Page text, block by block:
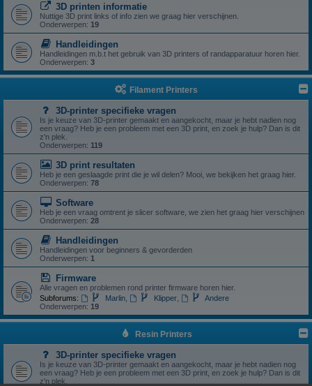
3D printen informatie
Nuttige 3D print links of info zien we graag hier verschijnen.
Onderwerpen: 19
Handleidingen
Handleidingen m.b.t het gebruik van 3D printers of randapparatuur horen hier.
Onderwerpen: 3
Filament Printers
3D-printer specifieke vragen
Is je keuze van 3D-printer gemaakt en aangekocht, maar je hebt nadien nog
een vraag? Heb je een probleem met een 3D print, en zoek je hulp? Dan is dit
z'n plek.
Onderwerpen: 119
3D print resultaten
Heb je een geslaagde print die je wil delen? Mooi, we bekijken het graag hier.
Onderwerpen: 78
Software
Heb je een vraag omtrent je slicer software, we zien het graag hier verschijnen
Onderwerpen: 28
Handleidingen
Handleidingen voor beginners & gevorderden
Onderwerpen: 1
Firmware
Alle vragen en problemen rond printer firmware horen hier.
Subforums:
Marlin Klipper
Andere
Onderwerpen: 19
Resin Printers
3D-printer specifieke vragen
Is je keuze van 3D-printer gemaakt en aangekocht, maar je hebt nadien nog
een vraag? Heb je een probleem met een 3D print, en zoek je hulp? Dan is dit
z'n plek.